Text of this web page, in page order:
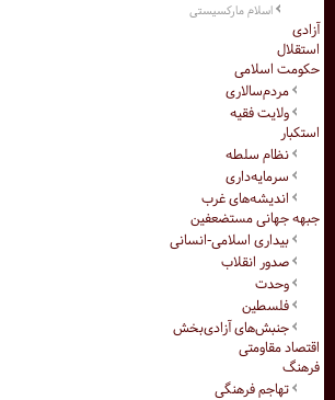
اسلام مارکسیستی
آزادی
استقلال
حکومت اسلامی
مردم‌سالاری
ولایت فقیه
استکبار
نظام سلطه
سرمایه‌داری
اندیشه‌های غرب
جبهه جهانی مستضعفین
بیداری اسلامی-انسانی
صدور انقلاب
وحدت
فلسطین
جنبش‌های آزادی‌بخش
اقتصاد مقاومتی
فرهنگ
تهاجم فرهنگی